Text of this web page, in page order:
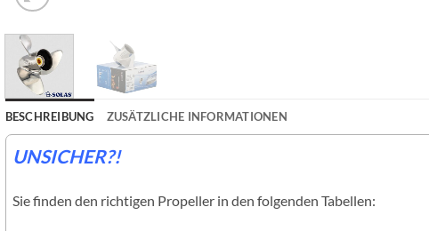
BESCHREIBUNG ZUSÄTZLICHE INFORMATIONEN
UNSICHER?!
Sie finden den richtigen Propeller in den folgenden Tabellen: